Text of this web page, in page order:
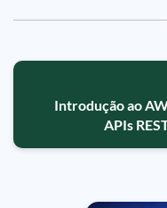
Introdução ao
APIs